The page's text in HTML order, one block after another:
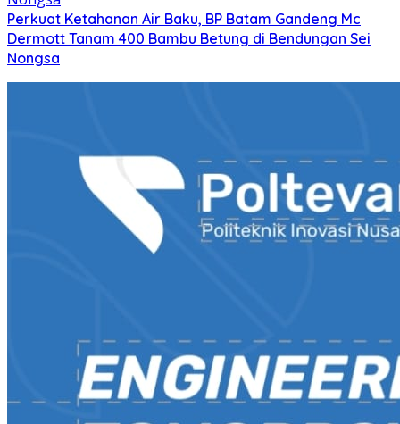
Perkuat Ketahanan Air Baku, BP Batam Gandeng Mc
Dermott Tanam 400 Bambu Betung di Bendungan Sei
Nongsa